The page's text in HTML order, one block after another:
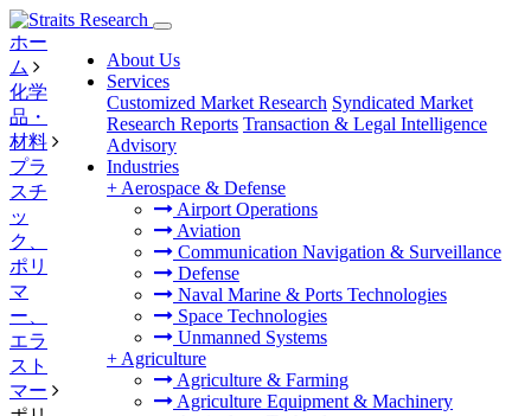
About Us
Services
Customized Market Research Syndicated Market
Research Reports Transaction & Legal Intelligence
Advisory
Industries
+ Aerospace & Defense
Airport Operations
Aviation
Communication Navigation & Surveillance
Defense
Naval Marine & Ports Technologies
Space Technologies
Unmanned Systems
+ Agriculture
Agriculture & Farming
Agriculture Equipment & Machinery
ホー
ム
化学
品・
材料
プラ
スチ
ッ
ク、
ポリ
マ
ー、
エラ
スト
マー